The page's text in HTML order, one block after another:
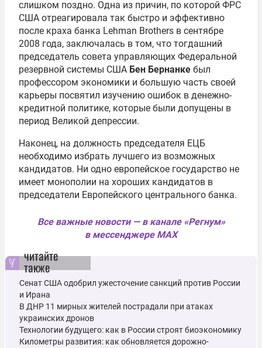
слишком поздно. Одна из причин, по которой ФРС
США отреагировала так быстро и эффективно
после краха банка Lehman Brothers в сентябре
2008 года, заключалась в том, что тогдашний
председатель совета управляющих Федеральной
резервной системы США Бен Бернанке был
профессором экономики и большую часть своей
карьеры посвятил изучению ошибок в денежно-
кредитной политике, которые были допущены в
период Великой депрессии.
Наконец, на должность председателя ЕЦБ
необходимо избрать лучшего из возможных
кандидатов. Ни одно европейское государство не
имеет монополии на хороших кандидатов в
председатели Европейского центрального банка.
Все важные новости — в канале «Регнум»
в мессенджере MAX
читайте
также
Сенат США одобрил ужесточение санкций против России
и Ирана
В ДНР 11 мирных жителей пострадали при атаках
украинских дронов
Технологии будущего: как в России строят биоэкономику
Километры развития: как обновляется дорожно-